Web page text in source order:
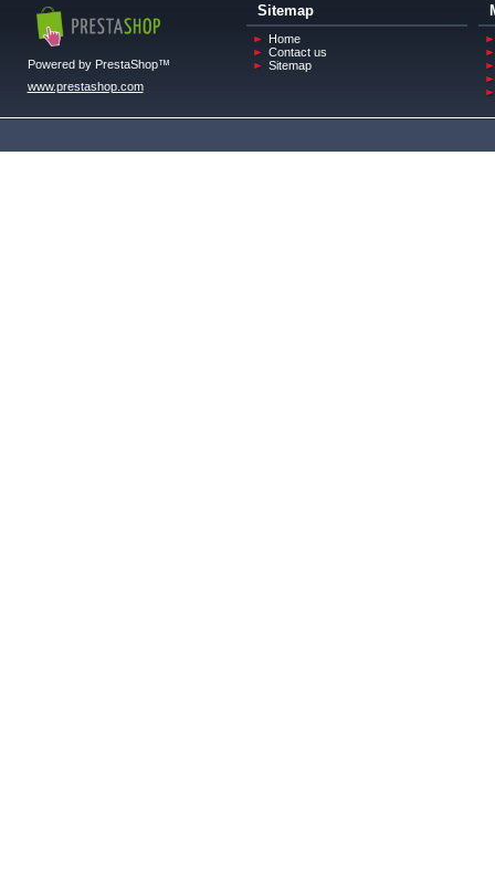
Powered by PrestaShop™
www.prestashop.com
Sitemap
Home
Contact us
Sitemap